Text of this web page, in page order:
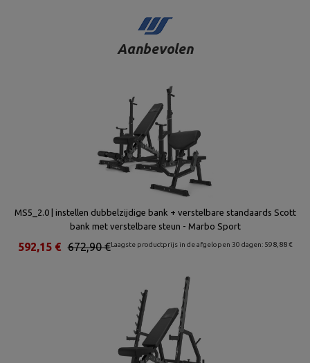
Aanbevolen
MS5_2.0 | instellen dubbelzijdige bank + verstelbare standaards Scott
bank met verstelbare steun - Marbo Sport
Laagste productprijs in de afgelopen 30 dagen: 598,88 €
672,90 €
592,15 €